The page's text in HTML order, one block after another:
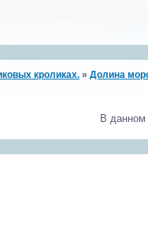
кроликах. » Долина
В